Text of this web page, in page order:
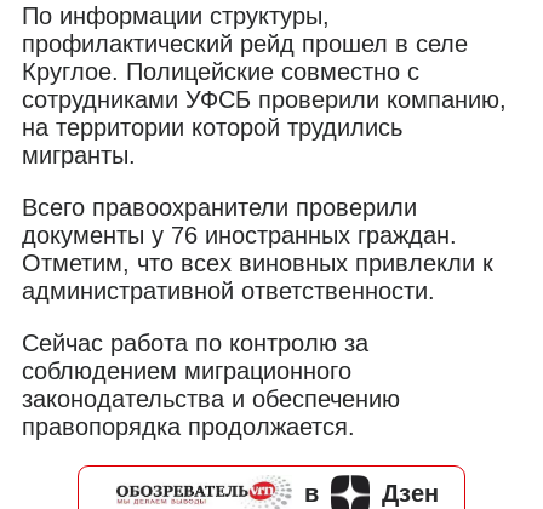
По информации структуры,
профилактический рейд прошел в селе
Круглое. Полицейские совместно с
сотрудниками УФСБ проверили компанию,
на территории которой трудились
мигранты.
Всего правоохранители проверили
документы у 76 иностранных граждан.
Отметим, что всех виновных привлекли к
административной ответственности.
Сейчас работа по контролю за
соблюдением миграционного
законодательства и обеспечению
правопорядка продолжается.
в Дзен